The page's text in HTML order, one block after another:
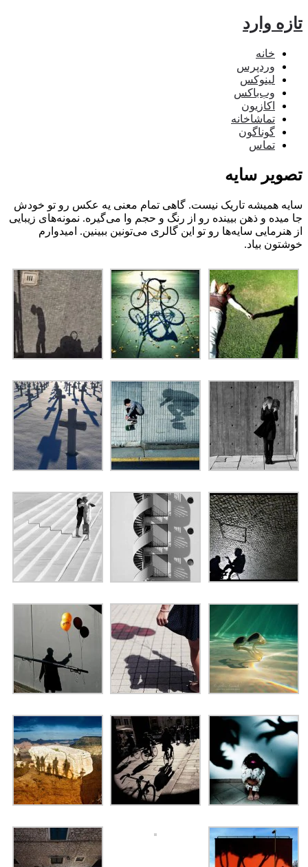
وارد
خانه
وردپرس
لینوکس
وب‌باکس
اکازیون
تماشاخانه
گوناگون
تماس
سایه‌
همیشه تاریک نیست. گاهی تمام معنی یه عکس رو تو خودش
و ذهن بیینده رو از رنگ و حجم وا می‌گیره. نمونه‌های زیبایی
سایه‌ها رو تو این گالری می‌تونین ببینین. امیدوارم
بیاد.